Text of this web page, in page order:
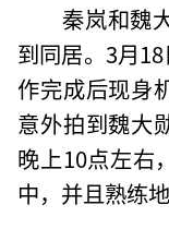
秦岚和魏
到同居。3月
作完成后现身
意外拍到魏大
晚上10点左右
中，并且熟练